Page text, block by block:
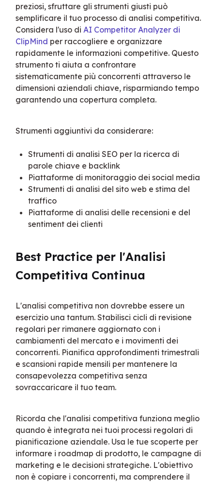
preziosi, sfruttare gli strumenti giusti può
semplificare il tuo processo di analisi competitiva.
Considera l'uso di AI Competitor Analyzer di
ClipMind per raccogliere e organizzare
rapidamente le informazioni competitive. Questo
strumento ti aiuta a confrontare
sistematicamente più concorrenti attraverso le
dimensioni aziendali chiave, risparmiando tempo
garantendo una copertura completa.
Strumenti aggiuntivi da considerare:
Strumenti di analisi SEO per la ricerca di
parole chiave e backlink
Piattaforme di monitoraggio dei social media
Strumenti di analisi del sito web e stima del
traffico
Piattaforme di analisi delle recensioni e del
sentiment dei clienti
Best Practice per l'Analisi
Competitiva Continua
L'analisi competitiva non dovrebbe essere un
esercizio una tantum. Stabilisci cicli di revisione
regolari per rimanere aggiornato con i
cambiamenti del mercato e i movimenti dei
concorrenti. Pianifica approfondimenti trimestrali
e scansioni rapide mensili per mantenere la
consapevolezza competitiva senza
sovraccaricare il tuo team.
Ricorda che l'analisi competitiva funziona meglio
quando è integrata nei tuoi processi regolari di
pianificazione aziendale. Usa le tue scoperte per
informare i roadmap di prodotto, le campagne di
marketing e le decisioni strategiche. L'obiettivo
non è copiare i concorrenti, ma comprendere il